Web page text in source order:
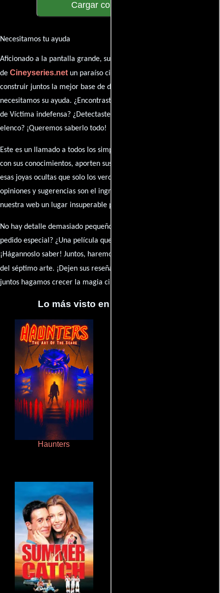
Cargar comentarios
Necesitamos tu ayuda
Aficionado a la pantalla grande, su participación es clave para hacer
de Cineyseries.netun paraíso cinéfilo completo. Queremos
construir juntos la mejor base de datos cinematográfica, pero
necesitamos su ayuda. ¿Encontraste algún dato faltante en la ficha
de Víctima indefensa? ¿Detectaste algún error en la sinopsis o el
elenco? ¡Queremos saberlo todo!
Este es un llamado a todos los simpatizantes del cine: contribuyan
con sus conocimientos, aporten sus descubrimientos y compartan
esas joyas ocultas que solo los verdaderos fanáticos conocen. Sus
opiniones y sugerencias son el ingrediente secreto que hará de
nuestra web un lugar insuperable para los amantes del celuloide.
No hay detalle demasiado pequeño ni opinión insignificante. ¿Algún
pedido especial? ¿Una película que sueñas con ver reseñada?
¡Hágannoslo saber! Juntos, haremos de esta comunidad el epicentro
del séptimo arte. ¡Dejen sus reseña en la
juntos hagamos crecer la magia cinematográfica!
Lo más visto en Cineyseries.net
Haunters